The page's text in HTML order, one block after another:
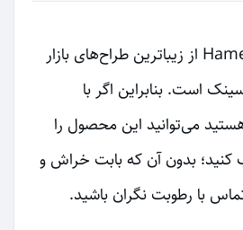
آبچکان مدل Hamertools از زیباترین طراح‌های بازار
است. بنابراین اگر با
می‌توانید این محصول را
بدون آن که بابت خراش و
با رطوبت نگران باشید.